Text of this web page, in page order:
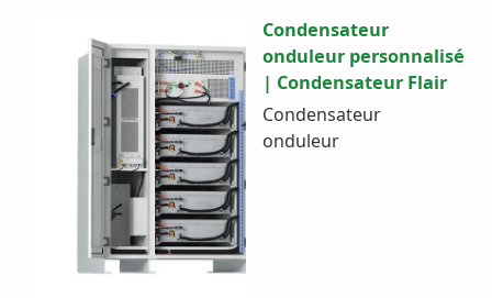
Condensateur
onduleur personnalisé
| Condensateur Flair
Condensateur
onduleur